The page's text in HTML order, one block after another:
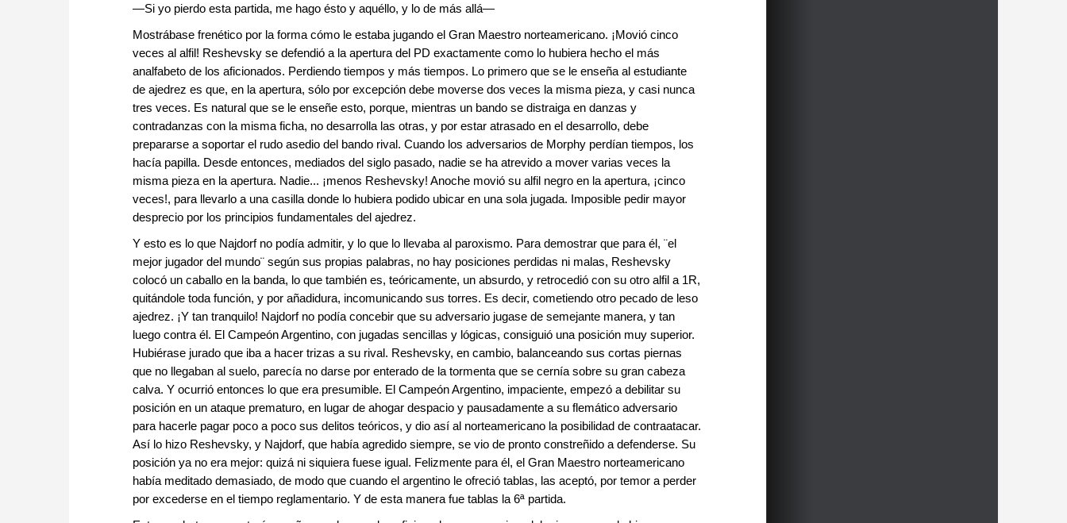
—Si yo pierdo esta partida, me hago ésto y aquéllo, y lo de más allá—
Mostrábase frenético por la forma cómo le estaba jugando el Gran Maestro norteamericano. ¡Movió cinco
veces al alfil! Reshevsky se defendió a la apertura del PD exactamente como lo hubiera hecho el más
analfabeto de los aficionados. Perdiendo tiempos y más tiempos. Lo primero que se le enseña al estudiante
de ajedrez es que, en la apertura, sólo por excepción debe moverse dos veces la misma pieza, y casi nunca
tres veces. Es natural que se le enseñe esto, porque, mientras un bando se distraiga en danzas y
contradanzas con la misma ficha, no desarrolla las otras, y por estar atrasado en el desarrollo, debe
prepararse a soportar el rudo asedio del bando rival. Cuando los adversarios de Morphy perdían tiempos, los
hacía papilla. Desde entonces, mediados del siglo pasado, nadie se ha atrevido a mover varias veces la
misma pieza en la apertura. Nadie... ¡menos Reshevsky! Anoche movió su alfil negro en la apertura, ¡cinco
veces!, para llevarlo a una casilla donde lo hubiera podido ubicar en una sola jugada. Imposible pedir mayor
desprecio por los principios fundamentales del ajedrez.
Y esto es lo que Najdorf no podía admitir, y lo que lo llevaba al paroxismo. Para demostrar que para él, ¨el
mejor jugador del mundo¨ según sus propias palabras, no hay posiciones perdidas ni malas, Reshevsky
colocó un caballo en la banda, lo que también es, teóricamente, un absurdo, y retrocedió con su otro alfil a 1R,
quitándole toda función, y por añadidura, incomunicando sus torres. Es decir, cometiendo otro pecado de leso
ajedrez. ¡Y tan tranquilo! Najdorf no podía concebir que su adversario jugase de semejante manera, y tan
luego contra él. El Campeón Argentino, con jugadas sencillas y lógicas, consiguió una posición muy superior.
Hubiérase jurado que iba a hacer trizas a su rival. Reshevsky, en cambio, balanceando sus cortas piernas
que no llegaban al suelo, parecía no darse por enterado de la tormenta que se cernía sobre su gran cabeza
calva. Y ocurrió entonces lo que era presumible. El Campeón Argentino, impaciente, empezó a debilitar su
posición en un ataque prematuro, en lugar de ahogar despacio y pausadamente a su flemático adversario
para hacerle pagar poco a poco sus delitos teóricos, y dio así al norteamericano la posibilidad de contraatacar.
Así lo hizo Reshevsky, y Najdorf, que había agredido siempre, se vio de pronto constreñido a defenderse. Su
posición ya no era mejor: quizá ni siquiera fuese igual. Felizmente para él, el Gran Maestro norteamericano
había meditado demasiado, de modo que cuando el argentino le ofreció tablas, las aceptó, por temor a perder
por excederse en el tiempo reglamentario. Y de esta manera fue tablas la 6ª partida.